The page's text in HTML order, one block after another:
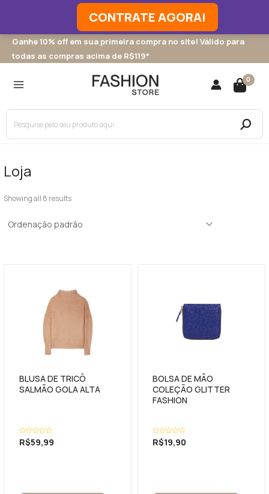
para
o
conteúdo
Ganhe 10% off em sua primeira compra no site! Válido para
todas as compras acima de R$119*
MENU
0
4
p
d
u
t
4
p
r
d
u
t
Loja
Showing all 8 results
BLUSA DE TRICÔ
SALMÃO GOLA ALTA
Avaliação
0R$59,99
BOLSA DE MÃO
COLEÇÃO GLITTER
FASHION
Avaliação
0
R$19,90
CONTRATE AGORA!